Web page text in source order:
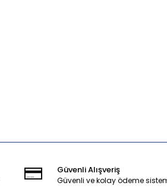
Güvenli Alışveriş
Güvenli ve kolay ödeme